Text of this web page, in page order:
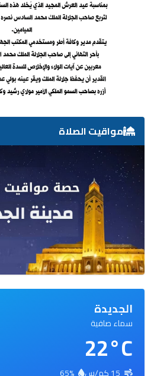
مواقيت الصلاة
الجديدة
سماء صافية
22°C